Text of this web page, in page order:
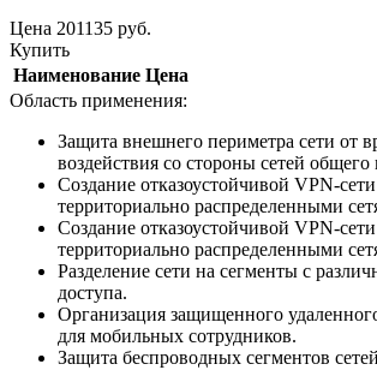
Цена 201135 руб.
Купить
Наименование Цена
Область применения:
Защита внешнего периметра сети от
воздействия со стороны сетей общего
Создание отказоустойчивой VPN-
территориально распределенными
Создание отказоустойчивой VPN-
территориально распределенными
Разделение сети на сегменты с
доступа.
Организация защищенного
для мобильных сотрудников.
Защита беспроводных сегментов